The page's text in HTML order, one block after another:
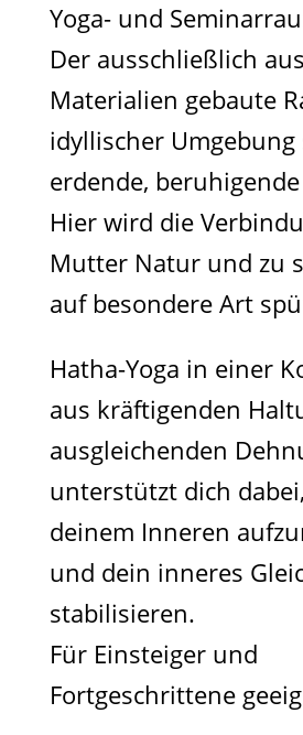
Yoga- und
Der ausschließlich
Materialien gebaute
idyllischer
erdende,
Hier wird die
Mutter Natur und zu
auf besondere Art
Hatha-Yoga in einer
aus kräftigenden
ausgleichenden
unterstützt dich
deinem Inneren
und dein inneres
stabilisieren.
Für Einsteiger und
Fortgeschrittene